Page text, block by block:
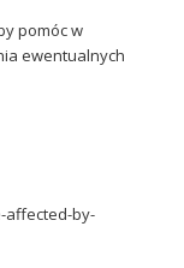
pomóc w
ewentualnych
affected-by-